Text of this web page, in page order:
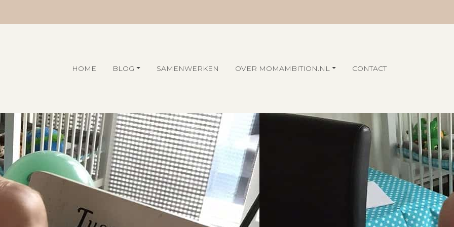
HOME BLOG SAMENWERKEN OVER MOMAMBITION.NL CONTACT